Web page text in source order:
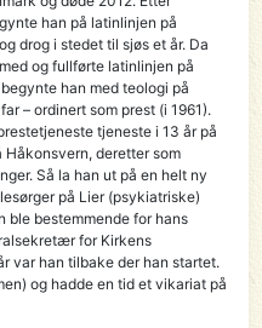
han på latinlinjen på
drog i stedet til sjøs et år. Da
og fullførte latinlinjen på
han med teologi på
– ordinert som prest (i 1961).
tjeneste i 13 år på
Håkonsvern, deretter som
Så la han ut på en helt ny
på Lier (psykiatriske)
ble bestemmende for hans
for Kirkens
var han tilbake der han startet.
og hadde en tid et vikariat på